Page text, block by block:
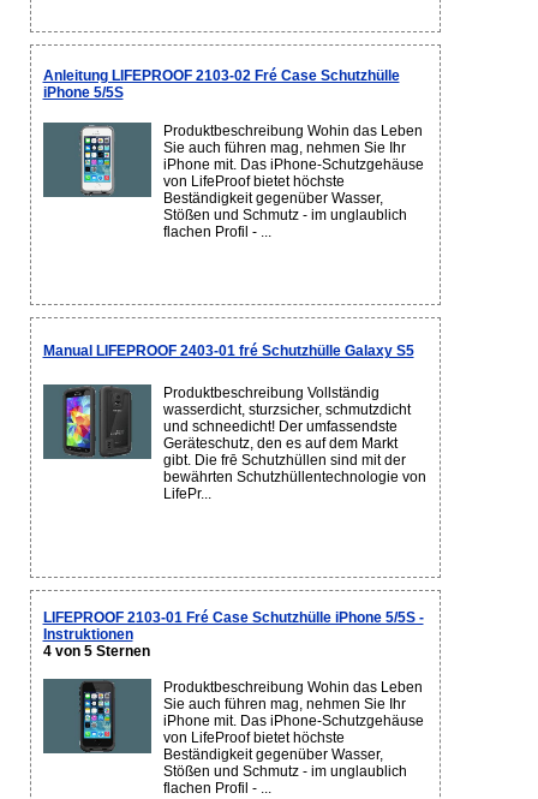
Anleitung LIFEPROOF 2103-02 Fré Case Schutzhülle
iPhone 5/5S
Produktbeschreibung Wohin das Leben
Sie auch führen mag, nehmen Sie Ihr
iPhone mit. Das iPhone-Schutzgehäuse
von LifeProof bietet höchste
Beständigkeit gegenüber Wasser,
Stößen und Schmutz - im unglaublich
flachen Profil - ...
Manual LIFEPROOF 2403-01 fré Schutzhülle Galaxy S5
Produktbeschreibung Vollständig
wasserdicht, sturzsicher, schmutzdicht
und schneedicht! Der umfassendste
Geräteschutz, den es auf dem Markt
gibt. Die frē Schutzhüllen sind mit der
bewährten Schutzhüllentechnologie von
LifePr...
LIFEPROOF 2103-01 Fré Case Schutzhülle iPhone 5/5S -
Instruktionen
4 von 5 Sternen
Produktbeschreibung Wohin das Leben
Sie auch führen mag, nehmen Sie Ihr
iPhone mit. Das iPhone-Schutzgehäuse
von LifeProof bietet höchste
Beständigkeit gegenüber Wasser,
Stößen und Schmutz - im unglaublich
flachen Profil - ...